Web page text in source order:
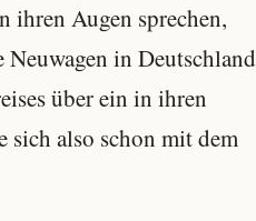
ihren Augen sprechen,
in Deutschland
über ein in ihren
sich also schon mit dem